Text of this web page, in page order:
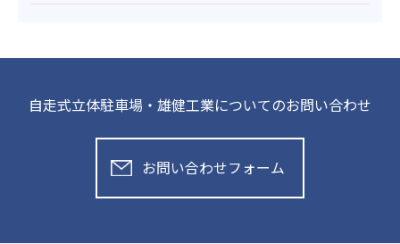
自走式立体駐車場・雄健工業についてのお問い合わせ
お問い合わせフォーム